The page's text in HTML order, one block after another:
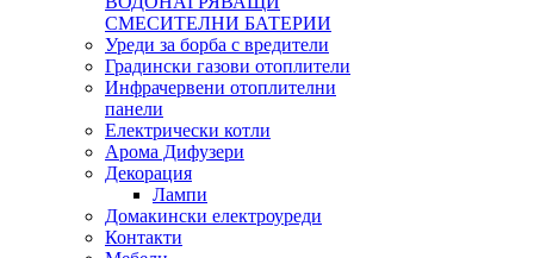
СМЕСИТЕЛНИ БАТЕРИИ
Уреди за борба с вредители
Градински газови отоплители
Инфрачервени отоплителни
панели
Електрически котли
Арома Дифузери
Декорация
Лампи
Домакински електроуреди
Контакти